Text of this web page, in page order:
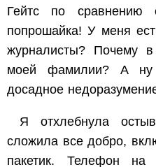
Гейтс по
попрошайка! У меня
журналисты? Почему
моей фамилии? А ну
досадное
Я отхлебнула
сложила все добро,
пакетик. Телефон на